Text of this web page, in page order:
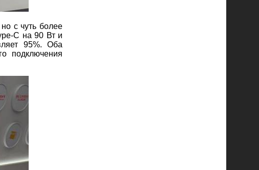
с чуть более
C на 90 Вт и
95%. Оба
подключения